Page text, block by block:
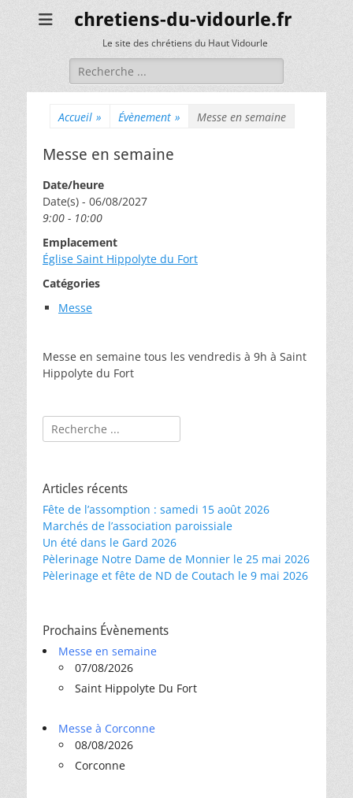
chretiens-du-vidourle.fr
Le site des chrétiens du Haut Vidourle
Rechercher :
Accueil » Évènement » Messe en semaine
Messe en semaine
Date/heure
Date(s) - 06/08/2027
9:00 - 10:00
Emplacement
Église Saint Hippolyte du Fort
Catégories
Messe
Messe en semaine tous les vendredis à 9h à Saint
Hippolyte du Fort
Rechercher :
Articles récents
Fête de l’assomption : samedi 15 août 2026
Marchés de l’association paroissiale
Un été dans le Gard 2026
Pèlerinage Notre Dame de Monnier le 25 mai 2026
Pèlerinage et fête de ND de Coutach le 9 mai 2026
Prochains Évènements
Messe en semaine
07/08/2026
Saint Hippolyte Du Fort
Messe à Corconne
08/08/2026
Corconne